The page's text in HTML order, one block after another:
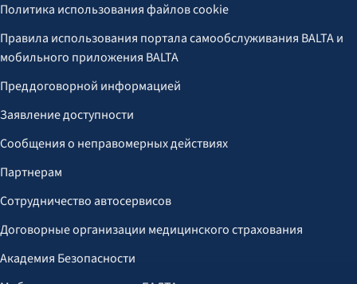
Политика использования файлов cookie
Правила использования портала самообслуживания BALTA и
мобильного приложения BALTA
Преддоговорной информацией
Заявление доступности
Сообщения о неправомерных действиях
Партнерам
Сотрудничество автосервисов
Договорные организации медицинского страхования
Академия Безопасности